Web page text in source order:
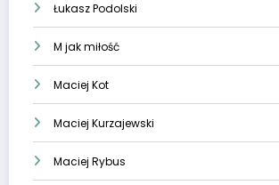
Łukasz Podolski
M jak miłość
Maciej Kot
Maciej Kurzajewski
Maciej Rybus